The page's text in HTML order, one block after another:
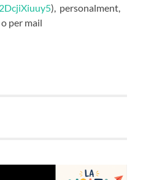
), personalment,
per mail